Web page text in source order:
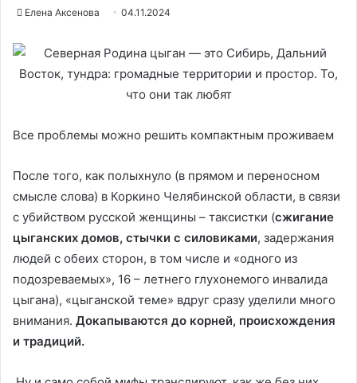
Елена Аксенова 04.11.2024
Все проблемы можно решить компактным проживаем
После того, как полыхнуло (в прямом и переносном
смысле слова) в Коркино Челябинской области, в связи
с убийством русской женщины – таксистки (сжигание
цыганских домов, стычки с силовиками, задержания
людей с обеих сторон, в том числе и «одного из
подозреваемых», 16 – летнего глухонемого инвалида
цыгана), «цыганской теме» вдруг сразу уделили много
внимания. Докапываются до корней, происхождения
и традиций.